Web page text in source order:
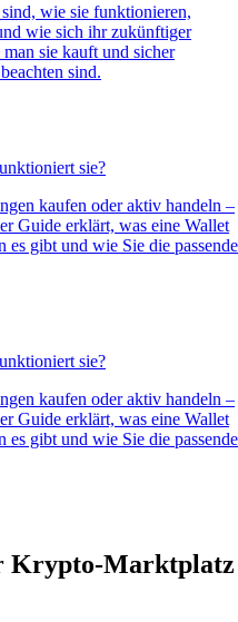
wie sie funktionieren,
wie sich ihr zukünftiger
sie kauft und sicher
sind.
sie?
kaufen oder aktiv handeln –
Guide erklärt, was eine Wallet
gibt und wie Sie die passende
sie?
kaufen oder aktiv handeln –
Guide erklärt, was eine Wallet
gibt und wie Sie die passende
Krypto-Marktplatz